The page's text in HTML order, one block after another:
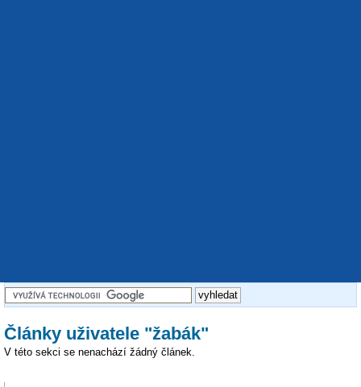
Články uživatele "žabák"
V této sekci se nenachází žádný článek.